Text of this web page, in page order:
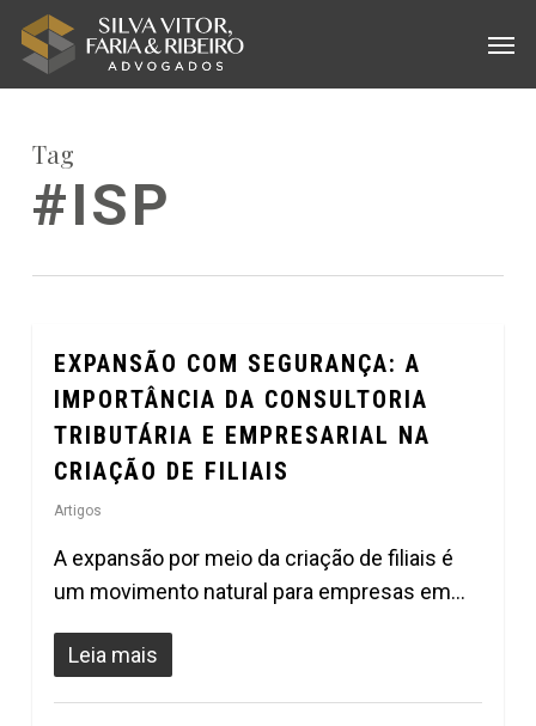
Skip
Tag
#ISP
EXPANSÃO COM SEGURANÇA: A
IMPORTÂNCIA DA CONSULTORIA
TRIBUTÁRIA E EMPRESARIAL NA
CRIAÇÃO DE FILIAIS
Artigos
A expansão por meio da criação de filiais é
um movimento natural para empresas em…
Leia mais
0